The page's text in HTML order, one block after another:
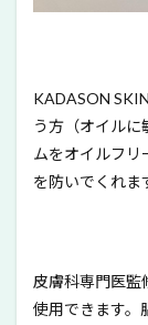
SKIN
用化粧水
（セラミ
ド化粧
水）のお
すすめポ
SKIN
洗顔フォ
KADASON
う方（オイルに
ムをオイルフリ
を防いでくれま
皮膚科専門医監
使用できます。